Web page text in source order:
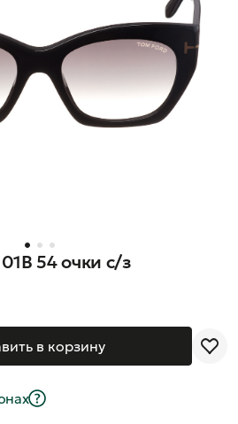
54 очки с/з
в корзину